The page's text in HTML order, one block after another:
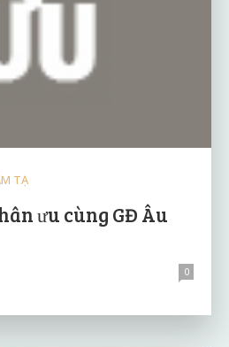
TẠ
ưu cùng GĐ Âu
0